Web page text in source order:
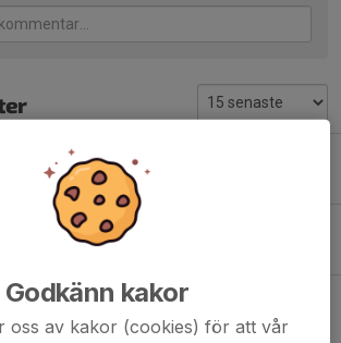
Hedens IF
0
mot Notvikens IK
slutar 2-2 mot Luleå SK
0
Godkänn kakor
oss av kakor (cookies) för att vår